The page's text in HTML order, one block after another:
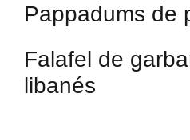
Pappadums de
Falafel de
libanés